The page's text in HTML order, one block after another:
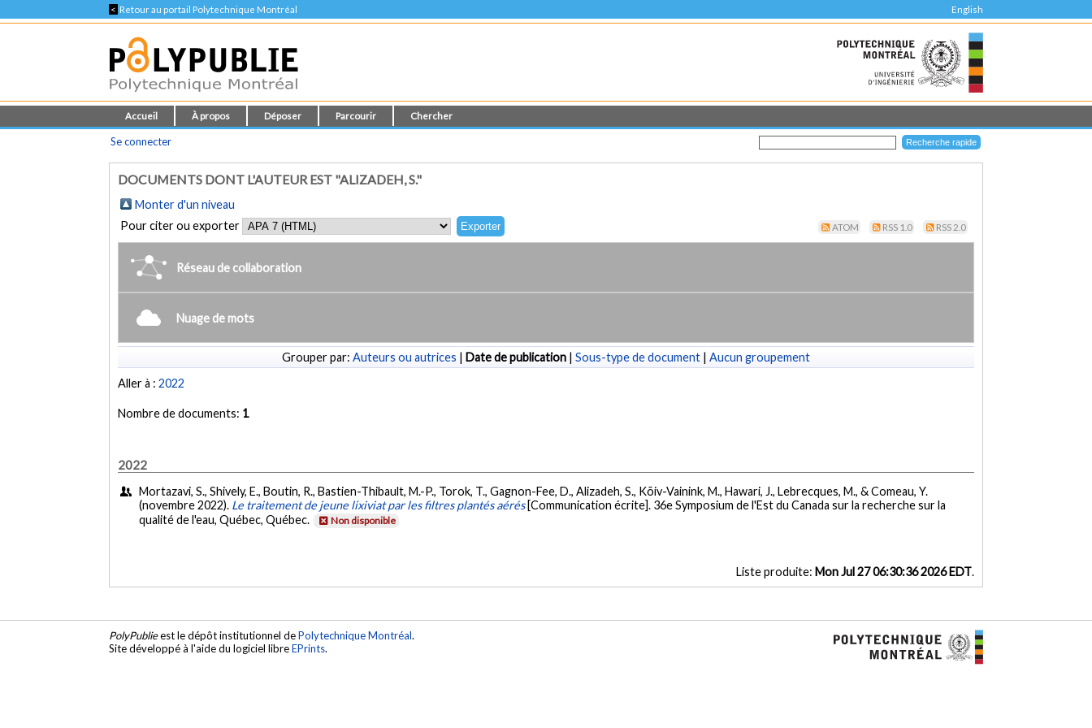
< Retour au portail Polytechnique Montréal English
Accueil À propos Déposer Parcourir Chercher
Se connecter
DOCUMENTS DONT L'AUTEUR EST "ALIZADEH, S."
Monter d'un niveau
Pour citer ou exporter
ATOM RSS 1.0 RSS 2.0
Réseau de collaboration
Nuage de mots
Grouper par: Auteurs ou autrices | Date de publication | Sous-type de document | Aucun groupement
Aller à :2022
Nombre de documents: 1
2022
Mortazavi, S., Shively, E., Boutin, R., Bastien-Thibault, M.-P., Torok, T., Gagnon-Fee, D., Alizadeh, S., Kõiv-Vainink, M., Hawari, J., Lebrecques, M., & Comeau, Y.
(novembre 2022). Le traitement de jeune lixiviat par les filtres plantés aérés [Communication écrite]. 36e Symposium de l'Est du Canada sur la recherche sur la
qualité de l'eau, Québec, Québec.
Non disponible
Liste produite: Mon Jul 27 06:30:36 2026 EDT.
PolyPublieest le dépôt institutionnel dePolytechnique Montréal.
Site développé à l'aide du logiciel libreEPrints.